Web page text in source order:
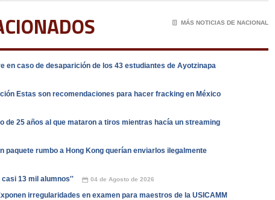
📄 MÁS NOTICIAS DE NACIONAL
en caso de desaparición de los 43 estudiantes de Ayotzinapa
Estas son recomendaciones para hacer fracking en México
de 25 años al que mataron a tiros mientras hacía un streaming
paquete rumbo a Hong Kong querían enviarlos ilegalmente
13 mil alumnos'' 📅 04 de Agosto de 2026
irregularidades en examen para maestros de la USICAMM